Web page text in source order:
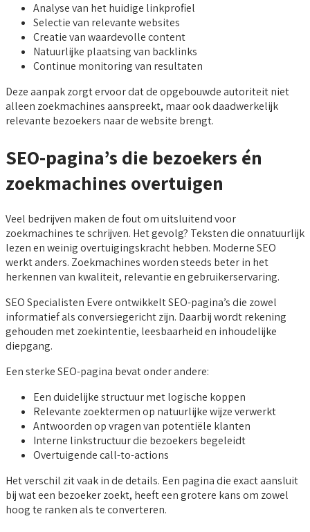
Analyse van het huidige linkprofiel
Selectie van relevante websites
Creatie van waardevolle content
Natuurlijke plaatsing van backlinks
Continue monitoring van resultaten
Deze aanpak zorgt ervoor dat de opgebouwde autoriteit niet
alleen zoekmachines aanspreekt, maar ook daadwerkelijk
relevante bezoekers naar de website brengt.
SEO-pagina’s die bezoekers én
zoekmachines overtuigen
Veel bedrijven maken de fout om uitsluitend voor
zoekmachines te schrijven. Het gevolg? Teksten die onnatuurlijk
lezen en weinig overtuigingskracht hebben. Moderne SEO
werkt anders. Zoekmachines worden steeds beter in het
herkennen van kwaliteit, relevantie en gebruikerservaring.
SEO Specialisten Evere ontwikkelt SEO-pagina’s die zowel
informatief als conversiegericht zijn. Daarbij wordt rekening
gehouden met zoekintentie, leesbaarheid en inhoudelijke
diepgang.
Een sterke SEO-pagina bevat onder andere:
Een duidelijke structuur met logische koppen
Relevante zoektermen op natuurlijke wijze verwerkt
Antwoorden op vragen van potentiële klanten
Interne linkstructuur die bezoekers begeleidt
Overtuigende call-to-actions
Het verschil zit vaak in de details. Een pagina die exact aansluit
bij wat een bezoeker zoekt, heeft een grotere kans om zowel
hoog te ranken als te converteren.